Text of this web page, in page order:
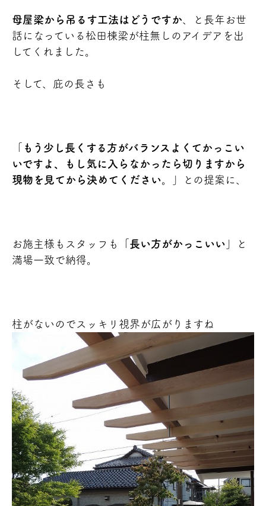
母屋梁から吊るす工法はどうですか 、と長年お世
話になっている松田棟梁が柱無しのアイデアを出
してくれました。
そして、庇の長さも
もう少し長くする方がバランスよくてかっこい
いですよ、もし気に入らなかったら切りますから
現物を見てから決めてください。
」との提案に、
お施主様もスタッフも「 長い方がかっこいい 」と
満場一致で納得。
柱がないのでスッキリ視界が広がりますね